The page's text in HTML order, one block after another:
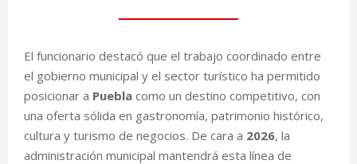
El funcionario destacó que el trabajo coordinado entre
el gobierno municipal y el sector turístico ha permitido
posicionar a Puebla como un destino competitivo, con
una oferta sólida en gastronomía, patrimonio histórico,
cultura y turismo de negocios. De cara a 2026, la
administración municipal mantendrá esta línea de